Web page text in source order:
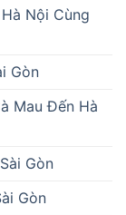
Nội Cùng
Gòn
Mau Đến Hà
Gòn
Gòn